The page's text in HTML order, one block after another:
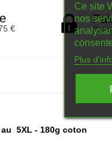
€
5XL - 180g coton
Ce site
nos
Plus